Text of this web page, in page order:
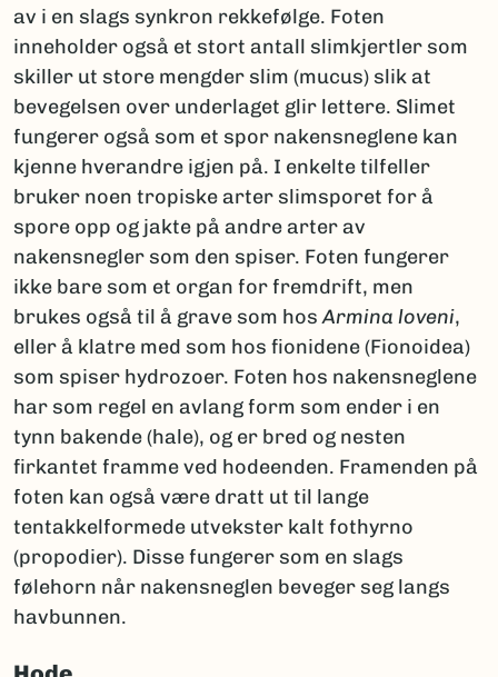
av i en slags synkron rekkefølge. Foten
inneholder også et stort antall slimkjertler som
skiller ut store mengder slim (mucus) slik at
bevegelsen over underlaget glir lettere. Slimet
fungerer også som et spor nakensneglene kan
kjenne hverandre igjen på. I enkelte tilfeller
bruker noen tropiske arter slimsporet for å
spore opp og jakte på andre arter av
nakensnegler som den spiser. Foten fungerer
ikke bare som et organ for fremdrift, men
brukes også til å grave som hosArmina loveni,
eller å klatre med som hos fionidene (Fionoidea)
som spiser hydrozoer. Foten hos nakensneglene
har som regel en avlang form som ender i en
tynn bakende (hale), og er bred og nesten
firkantet framme ved hodeenden. Framenden på
foten kan også være dratt ut til lange
tentakkelformede utvekster kalt fothyrno
(propodier). Disse fungerer som en slags
følehorn når nakensneglen beveger seg langs
havbunnen.